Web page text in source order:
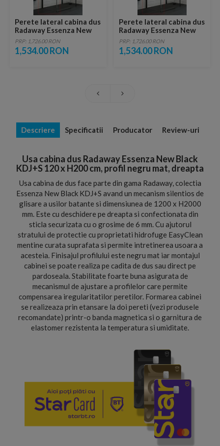
Perete lateral cabina dus
Radaway Essenza New
Black KDJ 75 x H200 cm
profil negru mat
PRP: 1,726.00 RON
1,534.00 RON
Perete lateral cabina dus
Radaway Essenza New
Black KDJ 80 x H200 cm
profil negru mat
PRP: 1,726.00 RON
1,534.00 RON
Descriere Specificatii Producator Review-uri
Usa cabina dus Radaway Essenza New Black
KDJ+S 120 x H200 cm, profil negru mat, dreapta
Usa cabina de dus face parte din gama Radaway, colectia
Essenza New Black KDJ+S avand un mecanism silentios de
glisare a usilor batante si dimensiunea de 1200 x H2000
mm. Este cu deschidere pe dreapta si confectionata din
sticla securizata cu o grosime de 6 mm. Cu ajutorul
stratului de protectie cu proprietati hidrofuge EasyClean
mentine curata suprafata si permite intretinerea usoara a
acesteia. Finisajul profilului este negru mat iar montajul
cabinei se poate realiza pe cadita de dus sau direct pe
pardoseala. Stabilitate foarte buna asigurata de
mecanismul de ajustare a profilelor care permite
compensarea iregularitatilor peretilor. Formarea cabinei
se realizeaza prin etansare la doi pereti (vezi produsele
recomandate) printr-o banda magnetica si o garnitura de
elastomer rezistenta la temperatura si umiditate.